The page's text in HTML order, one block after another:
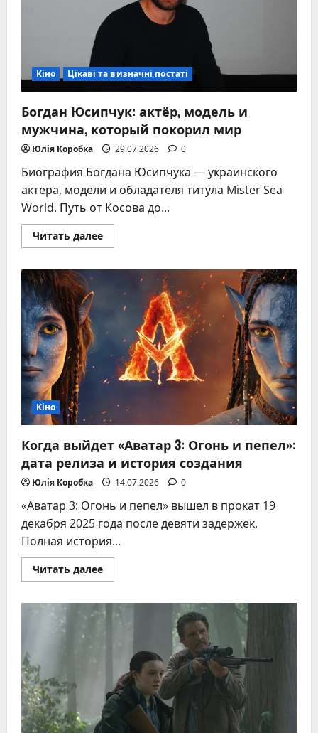
Кіно Цікаві та визначні постаті
Богдан Юсипчук: актёр, модель и
мужчина, который покорил мир
Юлія Коробка 29.07.2026 0
Биография Богдана Юсипчука — украинского
актёра, модели и обладателя титула Mister Sea
World. Путь от Косова до...
Читать далееПрочитать
больше
Юсипчук:
модель
мужчина,
который
покорил
мир
Кіно
Когда выйдет «Аватар 3: Огонь и пепел»:
дата релиза и история создания
Юлія Коробка 14.07.2026 0
«Аватар 3: Огонь и пепел» вышел в прокат 19
декабря 2025 года после девяти задержек.
Полная история...
Читать далееПрочитать
больше
выйдет
«Аватар
пепел»:
релиза
история
создания